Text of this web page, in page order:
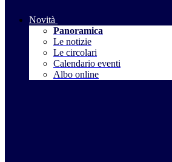
Novità
Panoramica
Le notizie
Le circolari
Calendario eventi
Albo online